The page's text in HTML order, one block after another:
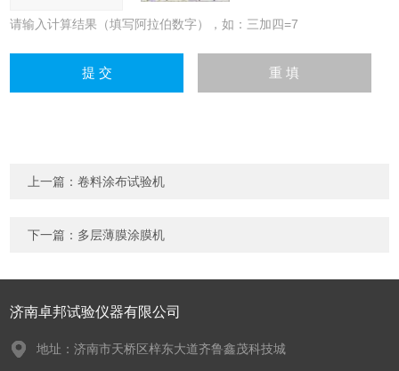
请输入计算结果（填写阿拉伯数字），如：三加四=7
上一篇：卷料涂布试验机
下一篇： 多层薄膜涂膜机
济南卓邦试验仪器有限公司
地址：济南市天桥区梓东大道齐鲁鑫茂科技城